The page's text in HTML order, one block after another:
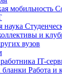
мобильность
наука
и
вузов
IT-
Работа и